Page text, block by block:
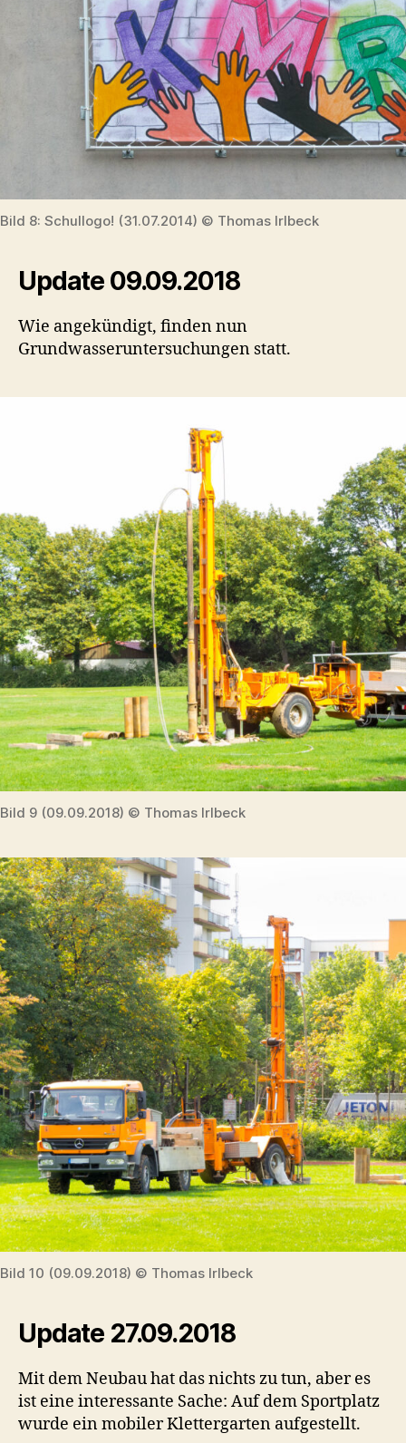
Bild 8: Schullogo! (31.07.2014) © Thomas Irlbeck
Update 09.09.2018
Wie angekündigt, finden nun
Grundwasseruntersuchungen statt.
Bild 9 (09.09.2018) © Thomas Irlbeck
Bild 10 (09.09.2018) © Thomas Irlbeck
Update 27.09.2018
Mit dem Neubau hat das nichts zu tun, aber es
ist eine interessante Sache: Auf dem Sportplatz
wurde ein mobiler Klettergarten aufgestellt.